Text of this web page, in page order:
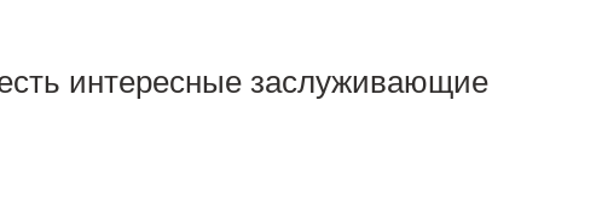
интересные заслуживающие